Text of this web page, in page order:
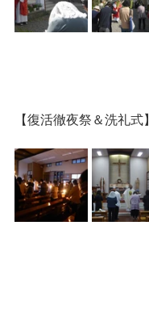
【復活徹夜祭＆洗礼式】